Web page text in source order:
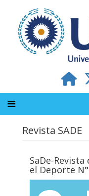
contenido
principal
Revista SADE
SaDe-Revista
el Deporte